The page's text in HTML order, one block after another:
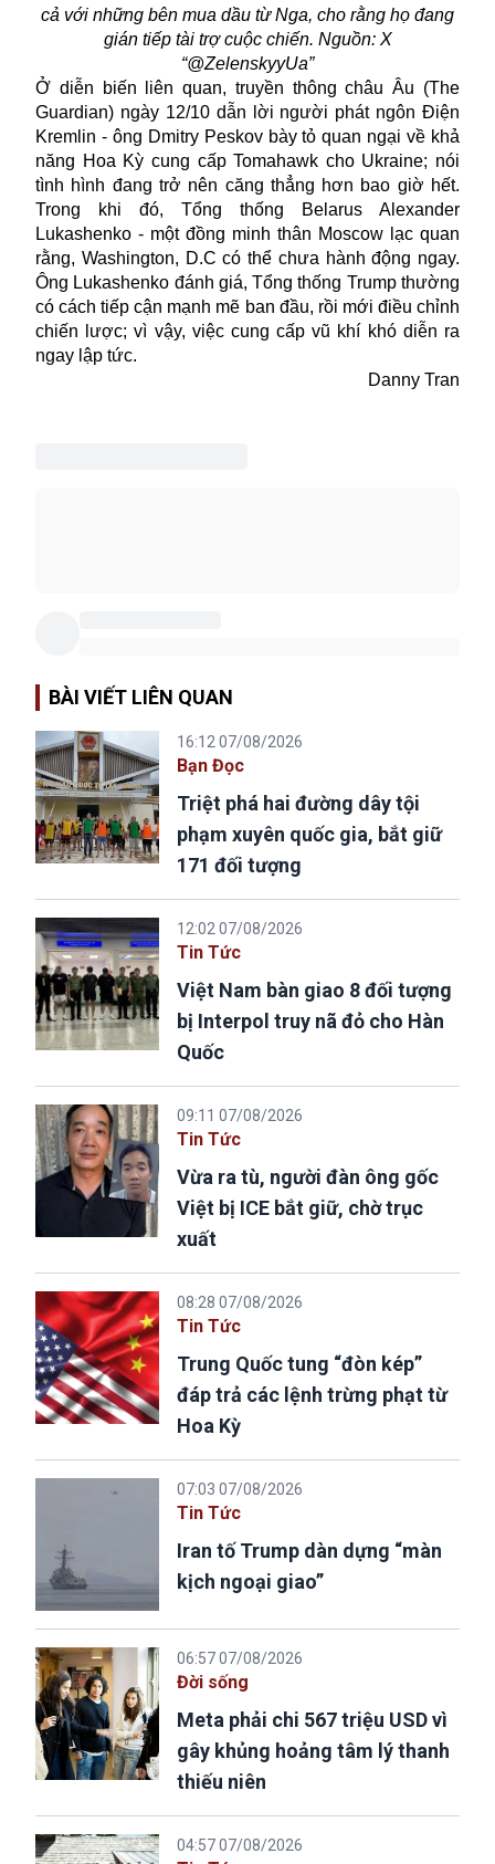
cả với những bên mua dầu từ Nga, cho rằng họ đang
gián tiếp tài trợ cuộc chiến. Nguồn: X
“@ZelenskyyUa”
Ở diễn biến liên quan, truyền thông châu Âu (The
Guardian) ngày 12/10 dẫn lời người phát ngôn Điện
Kremlin - ông Dmitry Peskov bày tỏ quan ngại về khả
năng Hoa Kỳ cung cấp Tomahawk cho Ukraine; nói
tình hình đang trở nên căng thẳng hơn bao giờ hết.
Trong khi đó, Tổng thống Belarus Alexander
Lukashenko - một đồng minh thân Moscow lạc quan
rằng, Washington, D.C có thể chưa hành động ngay.
Ông Lukashenko đánh giá, Tổng thống Trump thường
có cách tiếp cận mạnh mẽ ban đầu, rồi mới điều chỉnh
chiến lược; vì vậy, việc cung cấp vũ khí khó diễn ra
ngay lập tức.
Danny Tran
BÀI VIẾT LIÊN QUAN
16:12 07/08/2026
Bạn Đọc
Triệt phá hai đường dây tội
phạm xuyên quốc gia, bắt giữ
171 đối tượng
12:02 07/08/2026
Tin Tức
Việt Nam bàn giao 8 đối tượng
bị Interpol truy nã đỏ cho Hàn
Quốc
09:11 07/08/2026
Tin Tức
Vừa ra tù, người đàn ông gốc
Việt bị ICE bắt giữ, chờ trục
xuất
08:28 07/08/2026
Tin Tức
Trung Quốc tung “đòn kép”
đáp trả các lệnh trừng phạt từ
Hoa Kỳ
07:03 07/08/2026
Tin Tức
Iran tố Trump dàn dựng “màn
kịch ngoại giao”
06:57 07/08/2026
Đời sống
Meta phải chi 567 triệu USD vì
gây khủng hoảng tâm lý thanh
thiếu niên
04:57 07/08/2026